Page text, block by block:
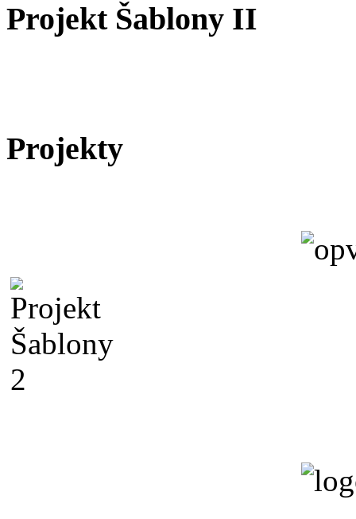
Projekt Šablony II
Projekty